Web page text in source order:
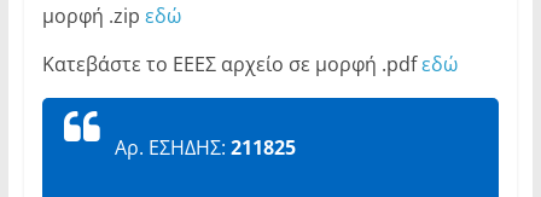
μορφή .zip εδώ
Κατεβάστε το ΕΕΕΣ αρχείο σε μορφή .pdfεδώ
Αρ. ΕΣΗΔΗΣ: 211825